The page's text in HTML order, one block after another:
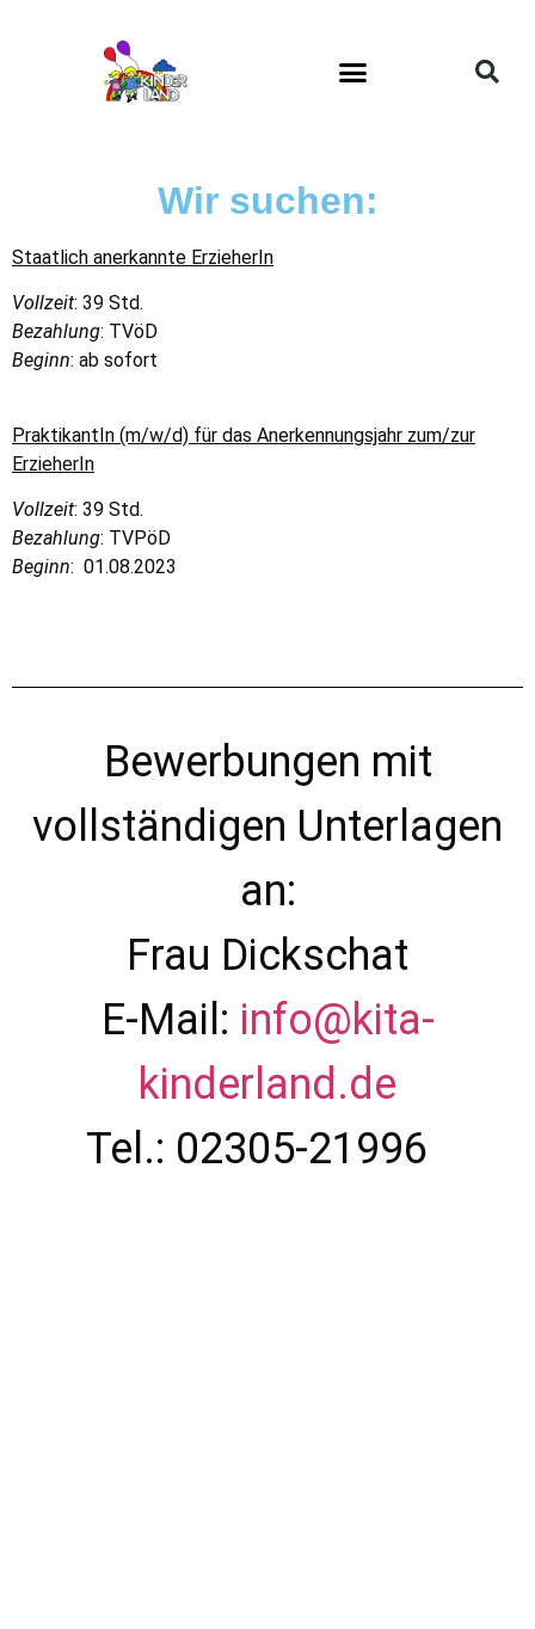
Wir suchen:
Staatlich anerkannte ErzieherIn
Vollzeit: 39 Std.
Bezahlung: TVöD
Beginn: ab sofort
PraktikantIn (m/w/d) für das Anerkennungsjahr zum/zur
ErzieherIn
Vollzeit: 39 Std.
Bezahlung: TVPöD
Beginn: 01.08.2023
Bewerbungen mit
vollständigen Unterlagen
an:
Frau Dickschat
E-Mail: info@kita-
kinderland.de
Tel.: 02305-21996